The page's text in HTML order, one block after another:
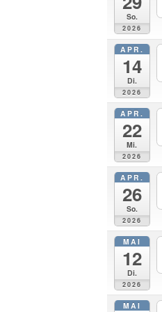
So.
2026
APR.
14
Di.
2026
APR.
22
Mi.
2026
APR.
26
So.
2026
MAI
12
Di.
2026
MAI